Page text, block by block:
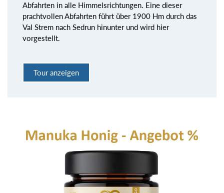
Abfahrten in alle Himmelsrichtungen. Eine dieser
prachtvollen Abfahrten führt über 1900 Hm durch das
Val Strem nach Sedrun hinunter und wird hier
vorgestellt.
Tour anzeigen